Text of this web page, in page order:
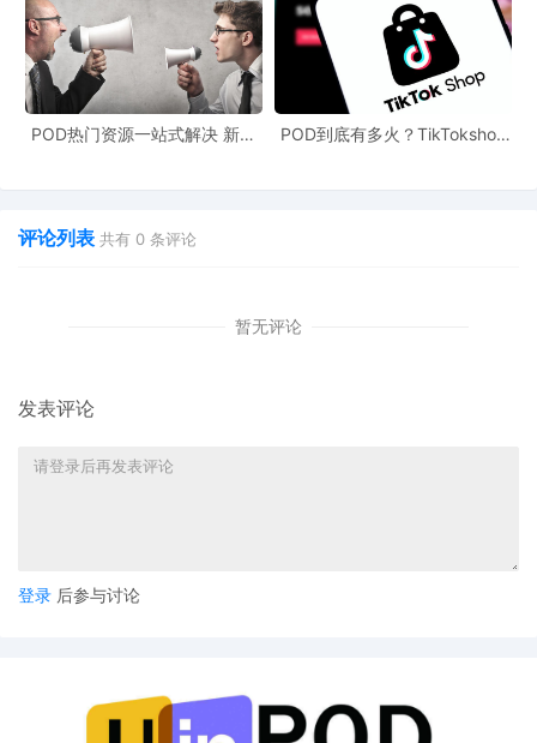
POD热门资源一站式解决 新手
POD到底有多火？TikTokshop
评论列表 共有 0 条评论
暂无评论
发表评论
登录 后参与讨论